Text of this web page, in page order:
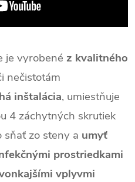
je vyrobené z kvalitného
nečistotám
inštalácia, umiestňuje
4 záchytných skrutiek
sňať zo steny a umyť
prostriedkami
vplyvmi